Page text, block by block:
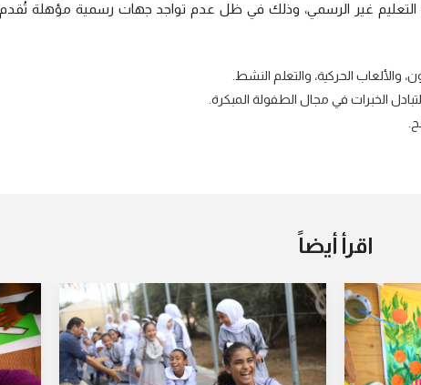
التعليم غير الرسمي، وذلك في ظل عدم تواجد جهات رسمية مؤهلة
والألعاب الحركية، والتعلم النشط.
الخبرات في مجال الطفولة المبكرة.
اقرأ أيضاً